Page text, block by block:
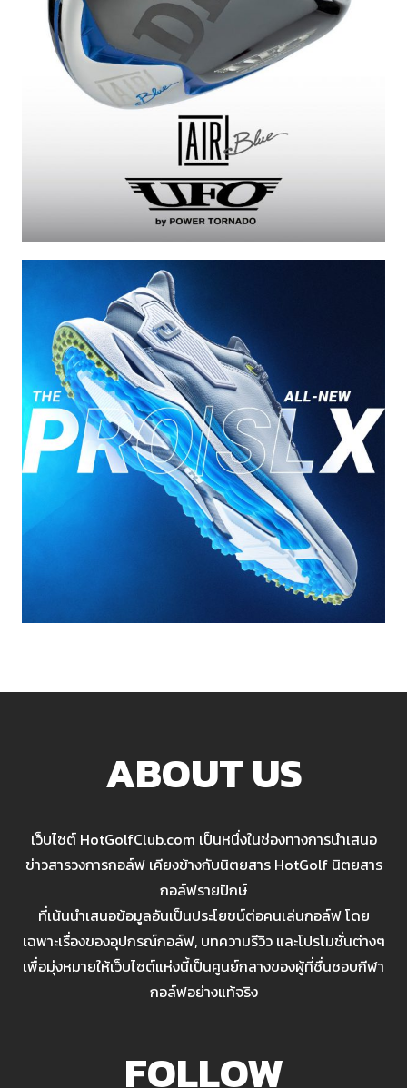
ABOUT US
เว็บไซต์ HotGolfClub.com เป็นหนึ่งในช่องทางการนำเสนอ
ข่าวสารวงการกอล์ฟ เคียงข้างกับนิตยสาร HotGolf นิตยสาร
กอล์ฟรายปักษ์
ที่เน้นนำเสนอข้อมูลอันเป็นประโยชน์ต่อคนเล่นกอล์ฟ โดย
เฉพาะเรื่องของอุปกรณ์กอล์ฟ, บทความรีวิว และโปรโมชั่นต่างๆ
เพื่อมุ่งหมายให้เว็บไซต์แห่งนี้เป็นศูนย์กลางของผู้ที่ชื่นชอบกีฬา
กอล์ฟอย่างแท้จริง
FOLLOW